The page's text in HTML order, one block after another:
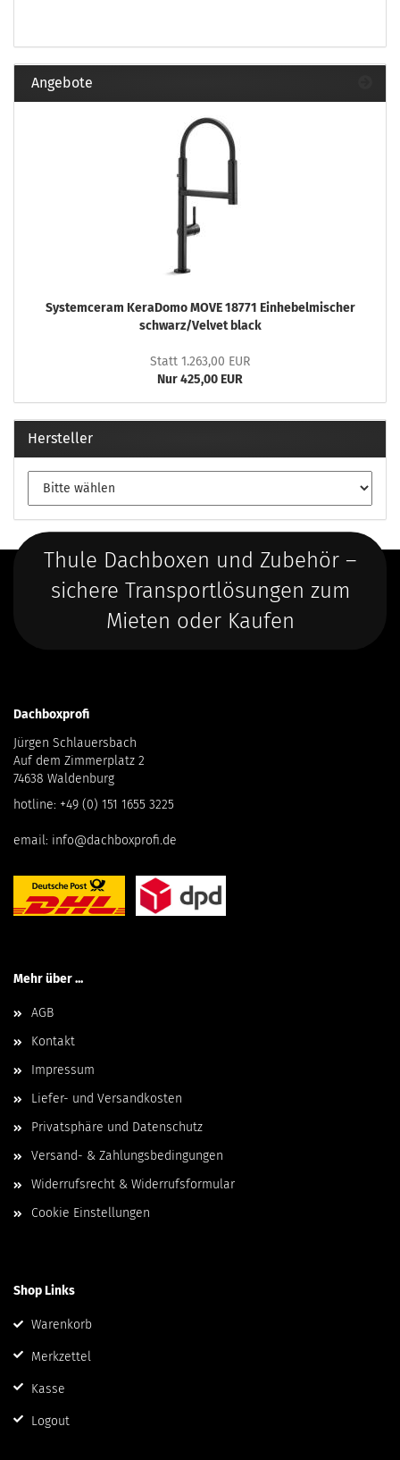
Angebote
Systemceram KeraDomo MOVE 18771 Einhebelmischer
schwarz/Velvet black
Statt 1.263,00 EUR
Nur 425,00 EUR
Hersteller
Thule Dachboxen und Zubehör –
sichere Transportlösungen zum
Mieten oder Kaufen
Dachboxprofi
Jürgen Schlauersbach
Auf dem Zimmerplatz 2
74638 Waldenburg
hotline: +49 (0) 151 1655 3225
email: info@dachboxprofi.de
Mehr über ...
AGB
Kontakt
Impressum
Liefer- und Versandkosten
Privatsphäre und Datenschutz
Versand- & Zahlungsbedingungen
Widerrufsrecht & Widerrufsformular
Cookie Einstellungen
Shop Links
Warenkorb
Merkzettel
Kasse
Logout